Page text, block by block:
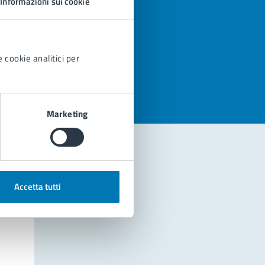
cookie analitici per
Marketing
Accetta tutti